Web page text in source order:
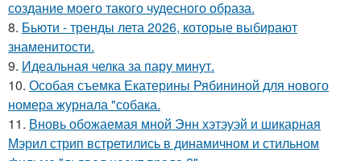
создание моего такого чудесного образа.
8. Бьюти - тренды лета 2026, которые выбирают
знаменитости.
9. Идеальная челка за пару минут.
10. Особая съемка Екатерины Рябининой для нового
номера журнала "собака.
11. Вновь обожаемая мной Энн хэтэуэй и шикарная
Мэрил стрип встретились в динамичном и стильном